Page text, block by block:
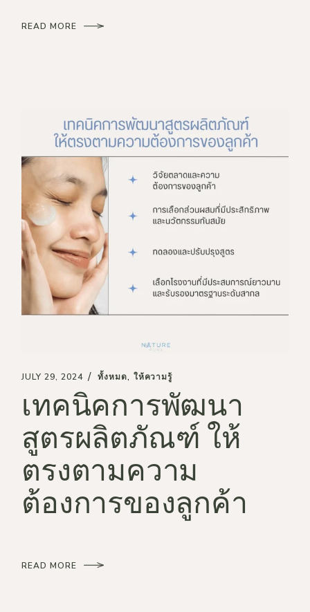
READ MORE
JULY 29, 2024 ทั้งหมด ให้ความรู้
เทคนิคการพัฒนา
สูตรผลิตภัณฑ์ ให้
ตรงตามความ
ต้องการของลูกค้า
READ MORE